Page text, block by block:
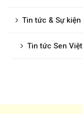
Tin tức & Sự kiện
Tin tức Sen Việt